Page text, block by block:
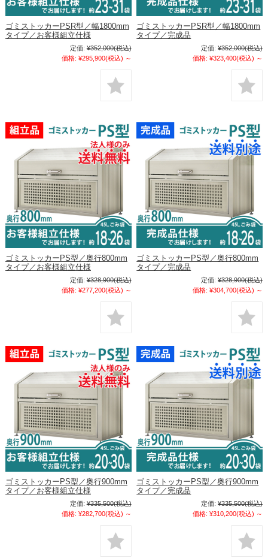
ゴミストッカーPSR型／幅1800mm
タイプ／お客様組立仕様
定価: ¥352,000(税込)
価格: ¥295,900(税込) ～
ゴミストッカーPSR型／幅1800mm
タイプ／完成品
定価: ¥352,000(税込)
価格: ¥323,400(税込) ～
ゴミストッカーPS型／奥行800mm
タイプ／お客様組立仕様
定価: ¥328,900(税込)
価格: ¥277,200(税込) ～
ゴミストッカーPS型／奥行800mm
タイプ／完成品
定価: ¥328,900(税込)
価格: ¥304,700(税込) ～
ゴミストッカーPS型／奥行900mm
タイプ／お客様組立仕様
定価: ¥335,500(税込)
価格: ¥282,700(税込) ～
ゴミストッカーPS型／奥行900mm
タイプ／完成品
定価: ¥335,500(税込)
価格: ¥310,200(税込) ～